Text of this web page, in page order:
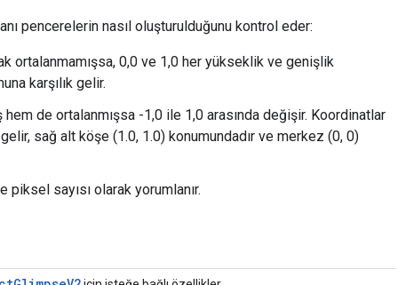
pencerelerin nasıl oluşturulduğunu kontrol eder:
ortalanmamışsa, 0,0 ve 1,0 her yükseklik ve genişlik
karşılık gelir.
de ortalanmışsa -1,0 ile 1,0 arasında değişir. Koordinatlar
sağ alt köşe (1.0, 1.0) konumundadır ve merkez (0, 0)
sayısı olarak yorumlanır.